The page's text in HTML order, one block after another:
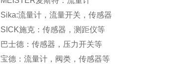
Sika:流量计，流量开关，传感器
SICK施克：传感器，测距仪等
巴士德：传感器，压力开关等
宝德：流量计，阀类，传感器等